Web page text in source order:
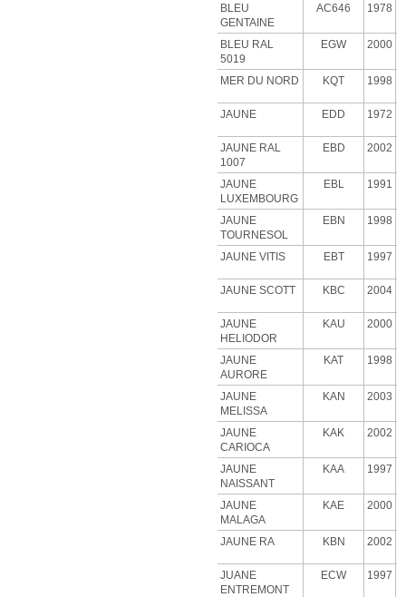
BLEU
GENTAINE
AC646 1978
BLEU RAL
5019
EGW 2000
MER DU NORD KQT 1998
JAUNE EDD 1972
JAUNE RAL
1007
EBD 2002
JAUNE
LUXEMBOURG
EBL 1991
JAUNE
TOURNESOL
EBN 1998
JAUNE VITIS EBT 1997
JAUNE SCOTT KBC 2004
JAUNE
HELIODOR
KAU 2000
JAUNE
AURORE
KAT 1998
JAUNE
MELISSA
KAN 2003
JAUNE
CARIOCA
KAK 2002
JAUNE
NAISSANT
KAA 1997
JAUNE
MALAGA
KAE 2000
JAUNE RA KBN 2002
JUANE
ENTREMONT
ECW 1997